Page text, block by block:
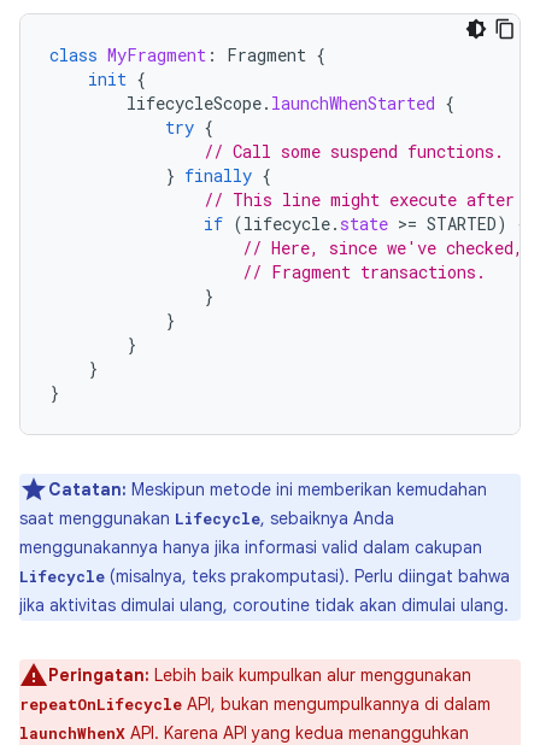
class MyFragment : Fragment {
init {
lifecycleScope. launchWhenStarted {
try {
// Call some suspend functions.
} finally {
// This line might execute after
if (lifecycle. state >= STARTED)
{
// Here, since we've
// Fragment transactions.
}
}
}
}
}
Catatan: Meskipun metode ini memberikan kemudahan
saat menggunakan Lifecycle, sebaiknya Anda
menggunakannya hanya jika informasi valid dalam cakupan
Lifecycle (misalnya, teks prakomputasi). Perlu diingat bahwa
jika aktivitas dimulai ulang, coroutine tidak akan dimulai ulang.
Peringatan: Lebih baik kumpulkan alur menggunakan
repeatOnLifecycle API, bukan mengumpulkannya di dalam
launchWhenX API. Karena API yang kedua menangguhkan